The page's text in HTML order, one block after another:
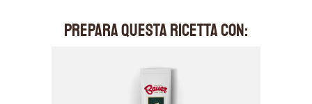
PREPARA QUESTA RICETTA CON: